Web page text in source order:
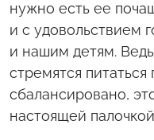
нужно есть ее
и с удовольствием
и нашим детям.
стремятся питаться
сбалансировано,
настоящей